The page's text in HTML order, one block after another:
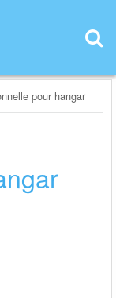
pour hangar